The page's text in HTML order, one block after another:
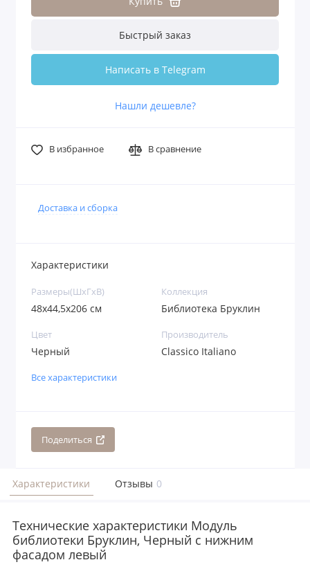
Быстрый заказ
Написать в Telegram
Нашли дешевле?
В избранное В сравнение
Доставка и сборка
Характеристики
Размеры(ШxГxВ)
48х44,5х206 см
Коллекция
Библиотека Бруклин
Цвет
Черный
Производитель
Classico Italiano
Все характеристики
Поделиться
Характеристики Отзывы 0
Технические характеристики Модуль
библиотеки Бруклин, Черный с нижним
фасадом левый